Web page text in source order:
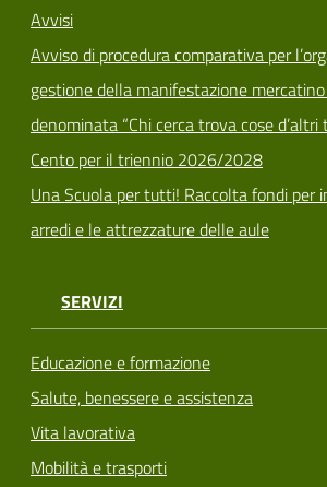
Avvisi
Avviso di procedura comparativa per
gestione della manifestazione
denominata “Chi cerca trova cose d’altri
Cento per il triennio 2026/2028
Una Scuola per tutti! Raccolta fondi per
arredi e le attrezzature delle aule
SERVIZI
Educazione e formazione
Salute, benessere e assistenza
Vita lavorativa
Mobilità e trasporti